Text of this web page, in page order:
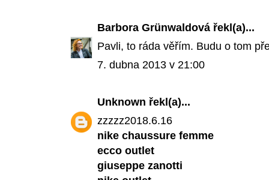
Barbora Grünwaldová řekl(a)...
Pavli, to ráda věřím. Budu o tom
7. dubna 2013 v 21:00
Unknown řekl(a)...
zzzzz2018.6.16
nike chaussure femme
ecco outlet
giuseppe zanotti